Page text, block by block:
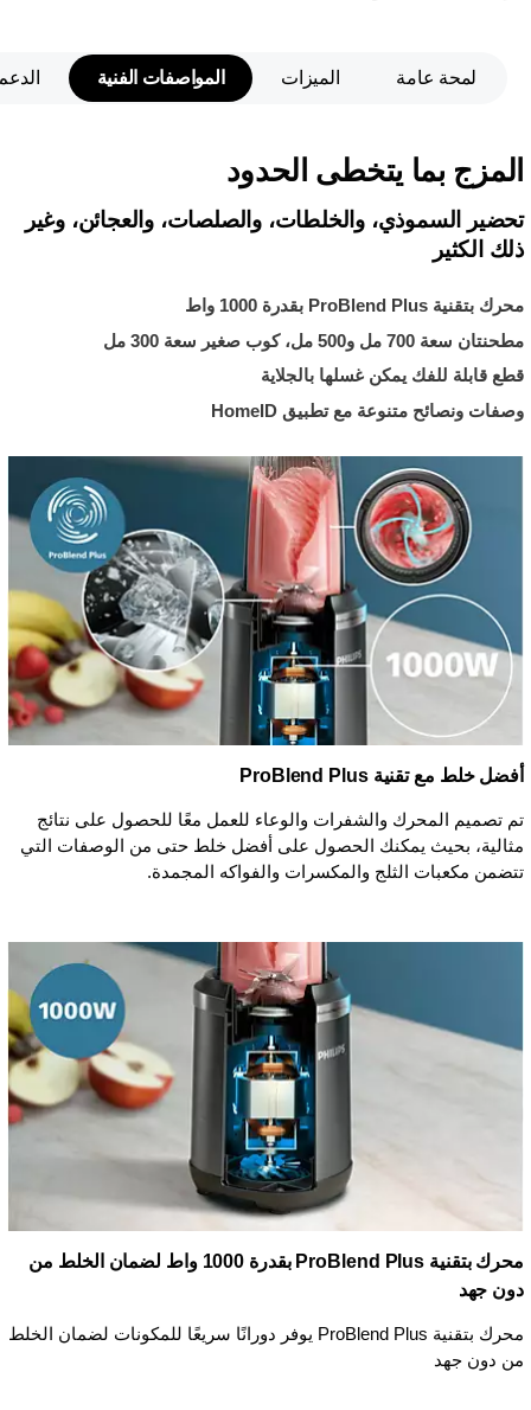
لمحة عامة الميزات المواصفات الفنية
المزج بما يتخطى الحدود
تحضير السموذي، والخلطات، والصلصات، والعجائن، وغير
ذلك الكثير
محرك بتقنية ProBlend Plus بقدرة 1000 واط
مطحنتان سعة 700 مل و500 مل، كوب صغير سعة 300 مل
قطع قابلة للفك يمكن غسلها بالجلاية
وصفات ونصائح متنوعة مع تطبيق HomeID
أفضل خلط مع تقنية ProBlend Plus
تم تصميم المحرك والشفرات والوعاء للعمل معًا للحصول على نتائج
مثالية، بحيث يمكنك الحصول على أفضل خلط حتى من الوصفات التي
تتضمن مكعبات الثلج والمكسرات والفواكه المجمدة.
محرك بتقنية ProBlend Plus بقدرة 1000 واط لضمان الخلط من
دون جهد
محرك بتقنية ProBlend Plus يوفر دورانًا سريعًا للمكونات لضمان الخلط
من دون جهد